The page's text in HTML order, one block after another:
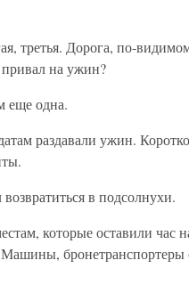
третья. Дорога, по-
на ужин?
еще одна.
раздавали ужин.
в подсолнухи.
которые оставили час
бронетранспортеры